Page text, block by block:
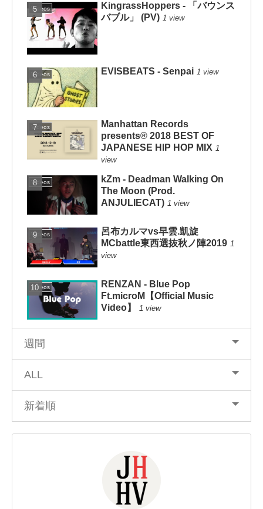
Videos
KingrassHoppers - 「バウンス
バブル」 (PV) 1 view
Videos EVISBEATS - Senpai 1 view
Videos
Manhattan Records
presents® 2018 BEST OF
JAPANESE HIP HOP MIX 1
view
Videos
kZm - Deadman Walking On
The Moon (Prod.
ANJULIECAT) 1 view
Videos
呂布カルマvs早雲.凱旋
MCbattle東西選抜秋ノ陣2019 1
view
Videos
RENZAN - Blue Pop
Ft.microM【Official Music
Video】
1 view
週間
ALL
新着順